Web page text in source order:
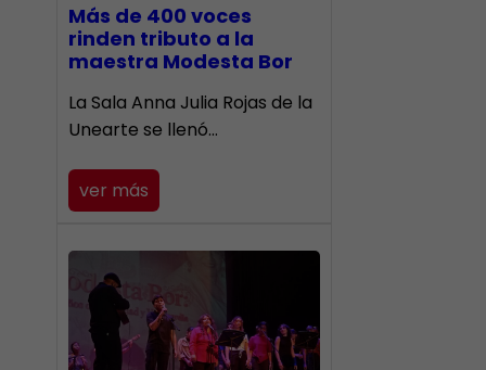
Más de 400 voces
rinden tributo a la
maestra Modesta Bor
​La Sala Anna Julia Rojas de la
Unearte se llenó…
ver más